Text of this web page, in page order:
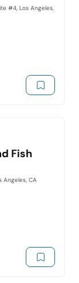
#4, Los Angeles,
Fish
Angeles, CA